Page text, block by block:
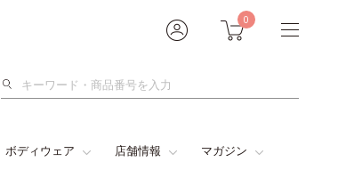
0
検
ボディウェア 店舗情報 マガジン